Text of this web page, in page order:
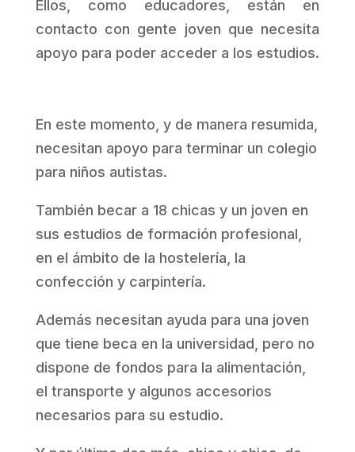
Ellos, como educadores, están en
contacto con gente joven que necesita
apoyo para poder acceder a los estudios.
En este momento, y de manera resumida,
necesitan apoyo para terminar un colegio
para niños autistas.
También becar a 18 chicas y un joven en
sus estudios de formación profesional,
en el ámbito de la hostelería, la
confección y carpintería.
Además necesitan ayuda para una joven
que tiene beca en la universidad, pero no
dispone de fondos para la alimentación,
el transporte y algunos accesorios
necesarios para su estudio.